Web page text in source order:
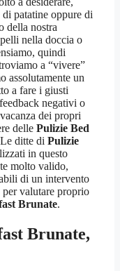
patatine oppure di
della nostra
nella doccia o
quindi
a “vivere”
assolutamente un
a fare i giusti
negativi o
dei propri
delle Pulizie Bed
ditte di Pulizie
in questo
molto valido,
di un intervento
valutare proprio
Brunate.
Brunate,